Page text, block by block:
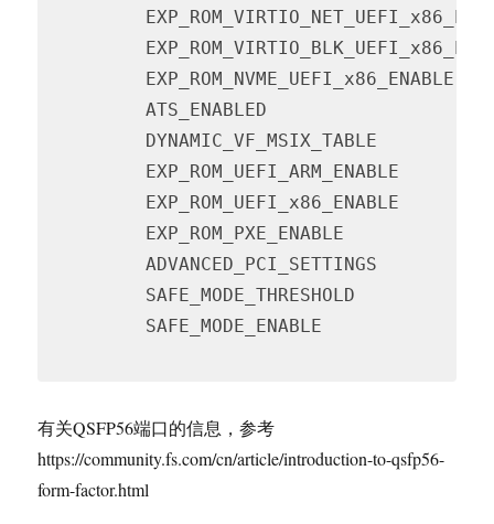
language:
PHP
(php)
有关QSFP56端口的信息，参考
https://community.fs.com/cn/article/introduction-to-qsfp56-
form-factor.html